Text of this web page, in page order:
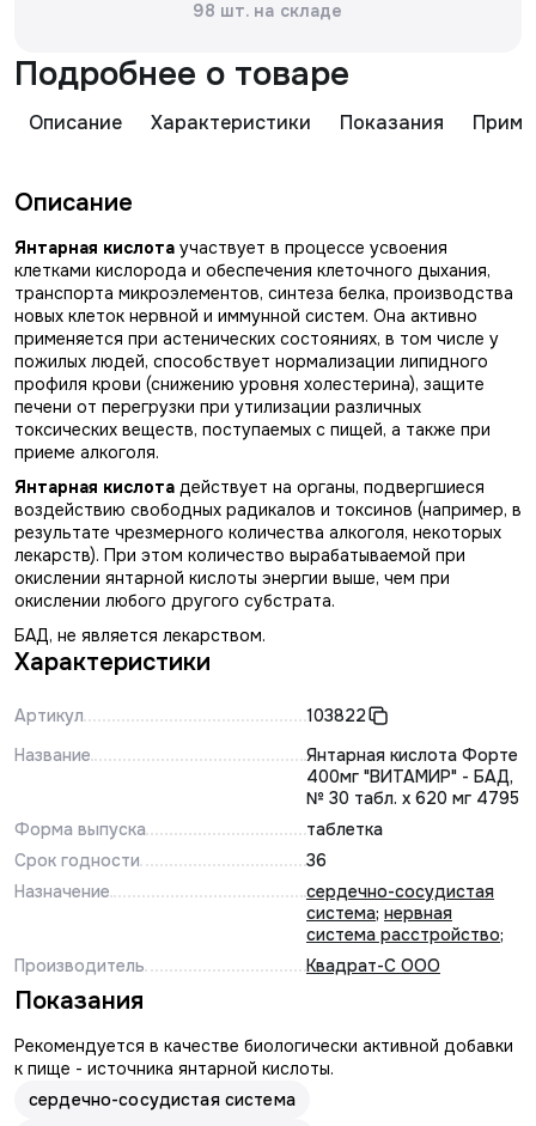
98 шт. на складе
Подробнее о товаре
Описание Характеристики Показания
Описание
Янтарная кислота участвует в процессе усвоения
клетками кислорода и обеспечения клеточного дыхания,
транспорта микроэлементов, синтеза белка, производства
новых клеток нервной и иммунной систем. Она активно
применяется при астенических состояниях, в том числе у
пожилых людей, способствует нормализации липидного
профиля крови (снижению уровня холестерина), защите
печени от перегрузки при утилизации различных
токсических веществ, поступаемых с пищей, а также при
приеме алкоголя.
Янтарная кислота действует на органы, подвергшиеся
воздействию свободных радикалов и токсинов (например, в
результате чрезмерного количества алкоголя, некоторых
лекарств). При этом количество вырабатываемой при
окислении янтарной кислоты энергии выше, чем при
окислении любого другого субстрата.
БАД, не является лекарством.
Характеристики
Артикул
103822
Название
Янтарная кислота Форте
400мг "ВИТАМИР" - БАД,
№ 30 табл. х 620 мг 4795
Форма выпуска
таблетка
Срок годности
36
Назначение
сердечно-сосудистая
система; нервная
система расстройство;
Производитель
Квадрат-С ООО
Показания
Рекомендуется в качестве биологически активной добавки
к пище - источника янтарной кислоты.
сердечно-сосудистая система